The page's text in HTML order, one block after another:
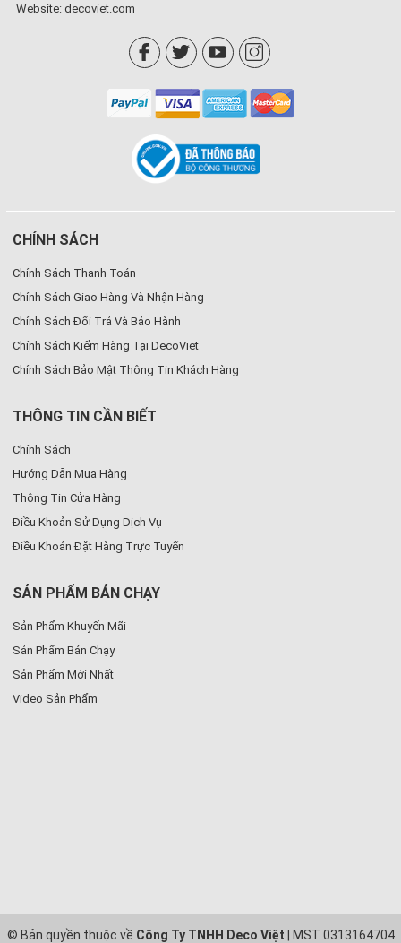
Website: decoviet.com
CHÍNH SÁCH
Chính Sách Thanh Toán
Chính Sách Giao Hàng Và Nhận Hàng
Chính Sách Đổi Trả Và Bảo Hành
Chính Sách Kiểm Hàng Tại DecoViet
Chính Sách Bảo Mật Thông Tin Khách Hàng
THÔNG TIN CẦN BIẾT
Chính Sách
Hướng Dẫn Mua Hàng
Thông Tin Cửa Hàng
Điều Khoản Sử Dụng Dịch Vụ
Điều Khoản Đặt Hàng Trực Tuyến
SẢN PHẨM BÁN CHẠY
Sản Phẩm Khuyến Mãi
Sản Phẩm Bán Chạy
Sản Phẩm Mới Nhất
Video Sản Phẩm
© Bản quyền thuộc về Công Ty TNHH Deco Việt | MST 0313164704